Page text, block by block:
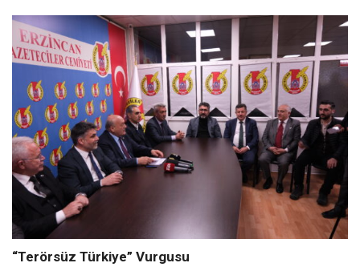
“Terörsüz Türkiye” Vurgusu